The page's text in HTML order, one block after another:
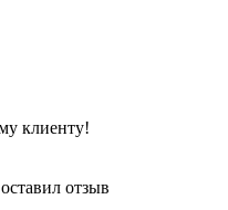
клиенту!
отзыв